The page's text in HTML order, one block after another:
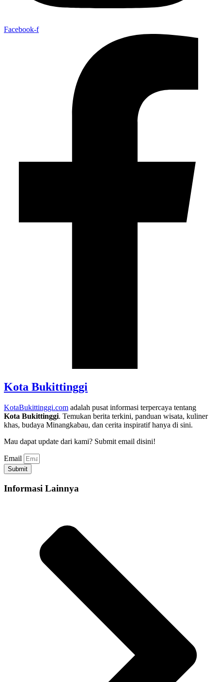
Facebook-f
Kota Bukittinggi
KotaBukittinggi.com adalah pusat informasi terpercaya tentang
Kota Bukittinggi. Temukan berita terkini, panduan wisata, kuliner
khas, budaya Minangkabau, dan cerita inspiratif hanya di sini.
Mau dapat update dari kami? Submit email disini!
Email
Submit
Informasi Lainnya